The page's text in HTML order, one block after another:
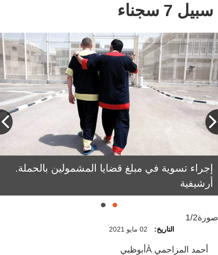
سبيل 7 سجناء
إجراء تسوية في مبلغ قضايا المشمولين بالحملة.
أرشيفية
حمد النعيمي: «(صندوق الفرج) خصّص موقعاً
إلكترونياً لجمع التبرعات».
صورة1/2
التاريخ: 02 مايو 2021
أحمد المزاحمي Àأبوظبي